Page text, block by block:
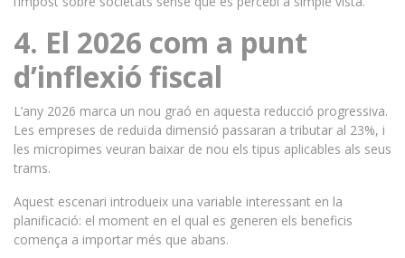
4. El 2026 com a punt
d’inflexió fiscal
L’any 2026 marca un nou graó en aquesta reducció progressiva.
Les empreses de reduïda dimensió passaran a tributar al 23%, i
les micropimes veuran baixar de nou els tipus aplicables als seus
trams.
Aquest escenari introdueix una variable interessant en la
planificació: el moment en el qual es generen els beneficis
comença a importar més que abans.